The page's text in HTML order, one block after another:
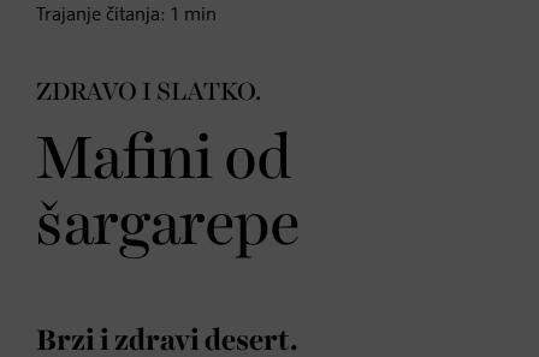
Trajanje čitanja: 1 min
ZDRAVO I SLATKO.
Mafini od
šargarepe
Brzi i zdravi desert.